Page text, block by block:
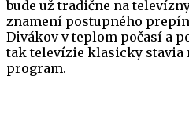
bude už tradične na
znamení postupného
Divákov v teplom počasí a
tak televízie klasicky stavia
program.